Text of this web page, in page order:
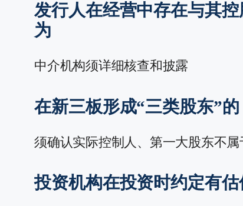
发行人在经营中存在与其
为
中介机构须详细核查和披露
在新三板形成“三类股东”的
须确认实际控制人、第一大股东不属
投资机构在投资时约定有估